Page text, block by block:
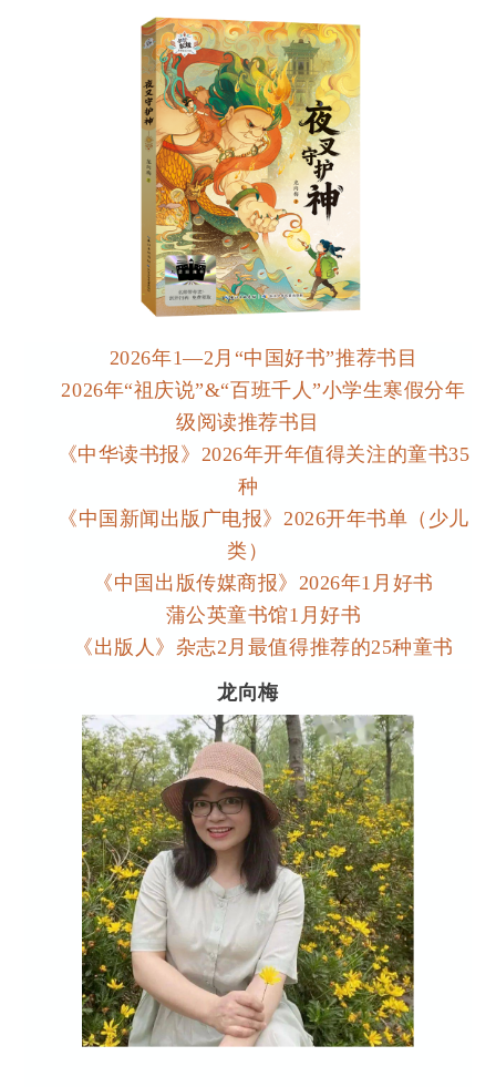
2026年1—2月“中国好书”推荐书目
2026年“祖庆说”&“百班千人”小学生寒假分年
级阅读推荐书目
《中华读书报》2026年开年值得关注的童书35
种
《中国新闻出版广电报》2026开年书单（少儿
类）
《中国出版传媒商报》2026年1月好书
蒲公英童书馆1月好书
《出版人》杂志2月最值得推荐的25种童书
龙向梅